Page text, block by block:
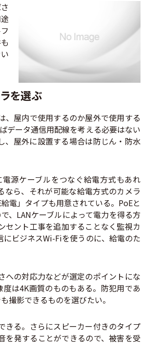
を選ぶ
屋内で使用するのか屋外で使用する
データ通信用配線を考える必要はない
、屋外に設置する場合は防じん・防水
源ケーブルをつなぐ給電方式もあれ
ら、それが可能な給電方式のカメラ
電」タイプも用意されている。PoEと
、LANケーブルによって電力を得る方
ント工事を追加することなく監視カ
ビジネスWi-Fiを使うのに、給電のた
の対応力などが選定のポイントにな
は4K画質のものもある。防犯用であ
撮影できるものを選びたい。
る。さらにスピーカー付きのタイプ
を発することができるので、被害を受